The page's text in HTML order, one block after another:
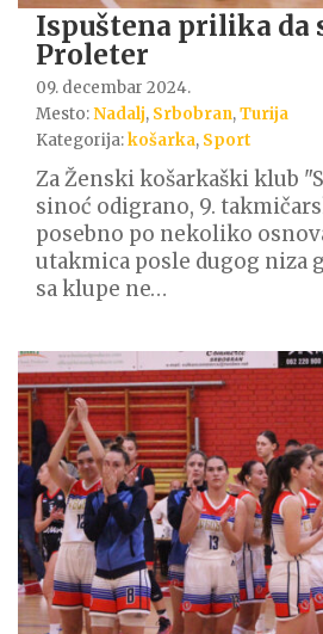
Ispuštena prilika da
Proleter
09. decembar 2024.
Mesto:Nadalj, Srbobran,Turija
Kategorija:košarka, Sport
Za Ženski košarkaški klub
sinoć odigrano, 9.
posebno po nekoliko
utakmica posle dugog niza
sa klupe ne…